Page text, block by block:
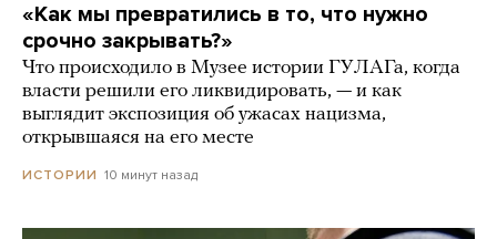
«Как мы превратились в то, что нужно
срочно закрывать?»
Что происходило в Музее истории ГУЛАГа, когда
власти решили его ликвидировать, — и как
выглядит экспозиция об ужасах нацизма,
открывшаяся на его месте
ИСТОРИИ 10 минут назад